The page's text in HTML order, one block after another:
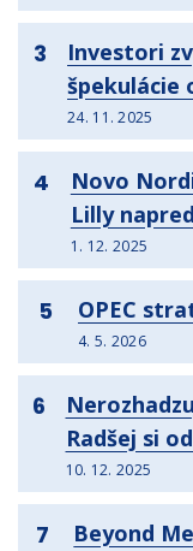
3
Investori
špekulácie
24. 11. 2025
4
Novo
Lilly
1. 12. 2025
5 OPEC
4. 5. 2026
6
Radšej si
10. 12. 2025
7
Beyond